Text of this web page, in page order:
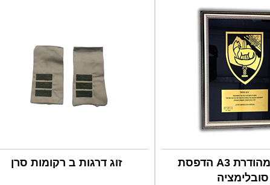
מסגרת מהודרת A3 הדפסת
סובלימציה
זוג דרגות ב רקומות סרן